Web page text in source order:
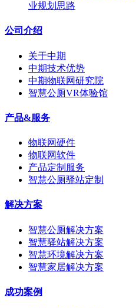
业规划思路
公司介绍
关于中期
中期技术优势
中期物联网研究院
智慧公厕VR体验馆
产品&服务
物联网硬件
物联网软件
产品定制服务
智慧公厕驿站定制
解决方案
智慧公厕解决方案
智慧驿站解决方案
智慧环境解决方案
智慧家居解决方案
成功案例